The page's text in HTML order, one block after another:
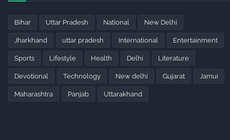
Bihar Uttar Pradesh National New Delhi
Jharkhand uttar pradesh International Entertainment
Sports Lifestyle Health Delhi Literature
Devotional Technology New delhi Gujarat Jamui
Maharashtra Panjab Uttarakhand